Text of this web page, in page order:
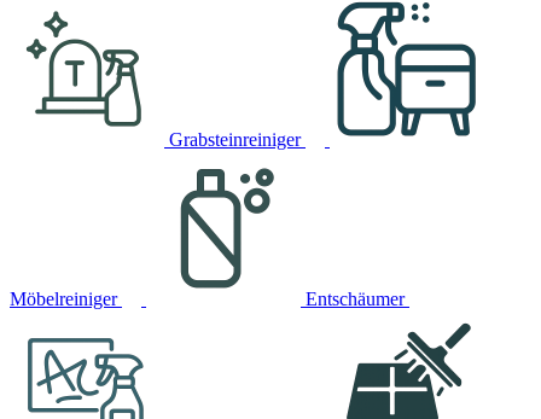
Grabsteinreiniger
Möbelreiniger Entschäumer